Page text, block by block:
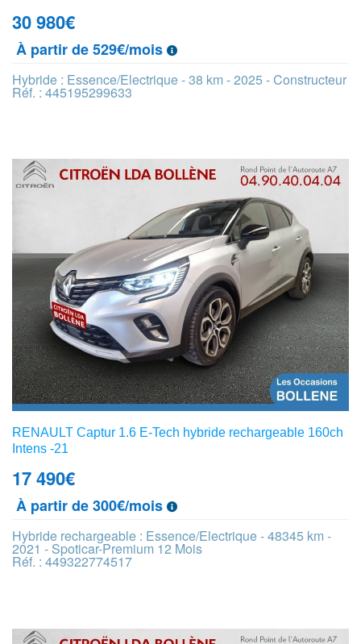
30 980€
À partir de 529€/mois
Hybride : Essence/Electrique - 38 km - 2025 - Constructeur
Réf. : 445195299633
RENAULT Captur 1.6 E-Tech hybride rechargeable 160ch
Intens -21
17 490€
À partir de 300€/mois
Hybride rechargeable : Essence/Electrique - 48345 km -
2021 - Spoticar-Premium 12 Mois
Réf. : 449322774517